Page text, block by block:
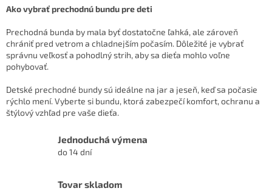
l
d
a
c
p
r
v
Ako vybrať prechodnú bundu pre deti
Prechodná bunda by mala byť dostatočne ľahká, ale zároveň
chrániť pred vetrom a chladnejším počasím. Dôležité je vybrať
správnu veľkosť a pohodlný strih, aby sa dieťa mohlo voľne
pohybovať.
Detské prechodné bundy sú ideálne na jar a jeseň, keď sa počasie
rýchlo mení. Vyberte si bundu, ktorá zabezpečí komfort, ochranu a
štýlový vzhľad pre vaše dieťa.
Jednoduchá výmena
do 14 dní
Tovar skladom